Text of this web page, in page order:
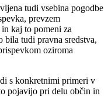
tudi vsebina pogodbe
prevzem
kaj to pomeni za
bila tudi pravna sredstva,
oziroma
s konkretnimi primeri v
pojavijo pri delu občin in